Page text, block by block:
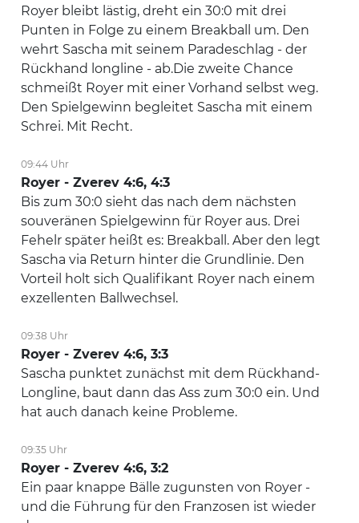
Royer bleibt lästig, dreht ein 30:0 mit drei
Punten in Folge zu einem Breakball um. Den
wehrt Sascha mit seinem Paradeschlag - der
Rückhand longline - ab.Die zweite Chance
schmeißt Royer mit einer Vorhand selbst weg.
Den Spielgewinn begleitet Sascha mit einem
Schrei. Mit Recht.
09:44 Uhr
Royer - Zverev 4:6, 4:3
Bis zum 30:0 sieht das nach dem nächsten
souveränen Spielgewinn für Royer aus. Drei
Fehelr später heißt es: Breakball. Aber den legt
Sascha via Return hinter die Grundlinie. Den
Vorteil holt sich Qualifikant Royer nach einem
exzellenten Ballwechsel.
09:38 Uhr
Royer - Zverev 4:6, 3:3
Sascha punktet zunächst mit dem Rückhand-
Longline, baut dann das Ass zum 30:0 ein. Und
hat auch danach keine Probleme.
09:35 Uhr
Royer - Zverev 4:6, 3:2
Ein paar knappe Bälle zugunsten von Royer -
und die Führung für den Franzosen ist wieder